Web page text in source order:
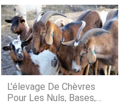
L'élevage De Chèvres
Pour Les Nuls, Bases,